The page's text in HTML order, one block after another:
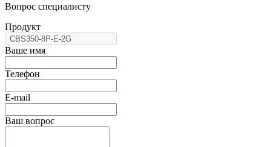
Вопрос специалисту
Продукт
Ваше имя
Телефон
E-mail
Ваш вопрос